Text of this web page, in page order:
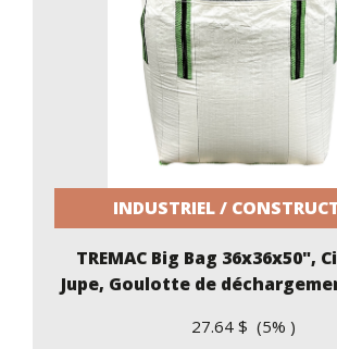
INDUSTRIEL /
TREMAC Big Bag 36x36x50",
Jupe, Goulotte de
27.64 $ (5% )